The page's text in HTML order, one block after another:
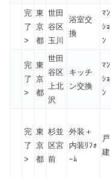
完
了
>
東
京
都
世田
谷区
玉川
浴室交
換
ﾏﾝ
ｼｮ
ﾝ
完
了
>
東
京
都
世田
谷区
上北
沢
キッチ
ン交換
ﾏﾝ
ｼｮ
ﾝ
完
了
>
東
京
都
杉並
区宮
前
外装＋
内装ﾘﾌｫ
ｰﾑ
戸
建